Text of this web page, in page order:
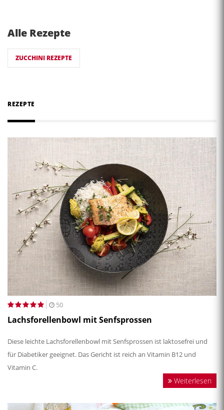
Alle Rezepte
ZUCCHINI REZEPTE
REZEPTE
50
Lachsforellenbowl mit Senfsprossen
Diese leichte Lachsforellenbowl mit Senfsprossen ist laktosefrei und
für Diabetiker geeignet. Das Gericht ist reich an Vitamin B12 und
Vitamin C.
Weiterlesen